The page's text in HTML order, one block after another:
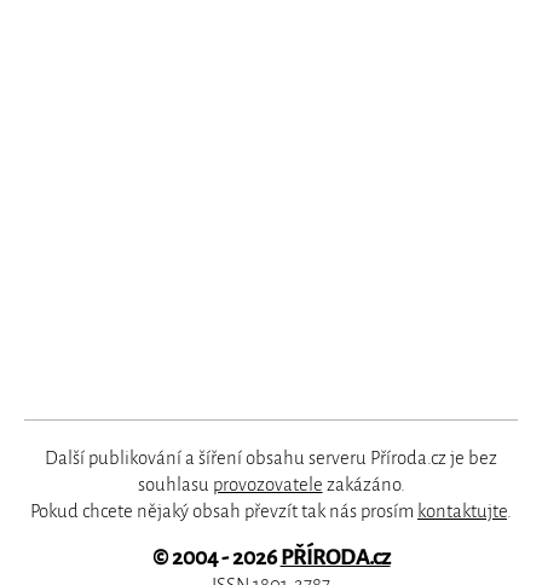
Další publikování a šíření obsahu serveru Příroda.cz je bez
souhlasu provozovatele zakázáno.
Pokud chcete nějaký obsah převzít tak nás prosím kontaktujte.
© 2004 - 2026PŘÍRODA.cz